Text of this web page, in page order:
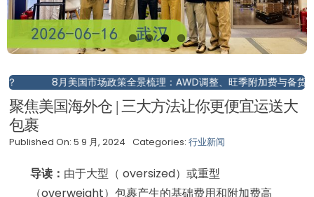
8月美国市场政策全景梳理：AWD调整、旺季附加费与备货策略
聚焦美国海外仓 | 三大方法让你更便宜运送大
包裹
Published On: 5 9 月, 2024 Categories: 行业新闻
导读： 由于大型（ oversized）或重型
（overweight）包裹产生的基础费用和附加费高